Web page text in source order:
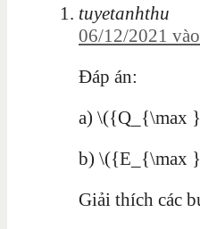
tuyetanhthu
06/12/2021
Đáp án:
a) \({Q_{\max
b) \({E_{\max
Giải thích các